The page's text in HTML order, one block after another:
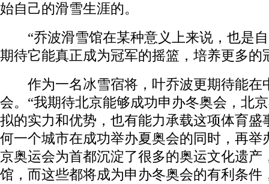
始自己的滑雪生涯的。
“乔波滑雪馆在某种意义上来说，也是自
期待它能真正成为冠军的摇篮，培养更多的
作为一名冰雪宿将，叶乔波更期待能在
会。“我期待北京能够成功申办冬奥会，北
拟的实力和优势，也有能力承载这项体育盛
何一个城市在成功举办夏奥会的同时，再举
京奥运会为首都沉淀了很多的奥运文化遗产
馆，而这些都将成为申办冬奥会的有利条件